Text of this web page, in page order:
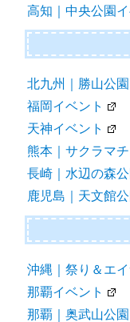
高知｜中央公園イ
北九州｜勝山公
福岡イベント
天神イベント
熊本｜サクラマ
長崎｜水辺の森
鹿児島｜天文館
沖縄｜祭り＆エ
那覇イベント
那覇｜奥武山公